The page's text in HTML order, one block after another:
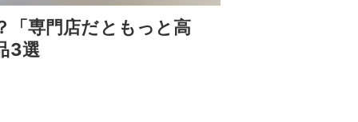
専門店だともっと高
3選